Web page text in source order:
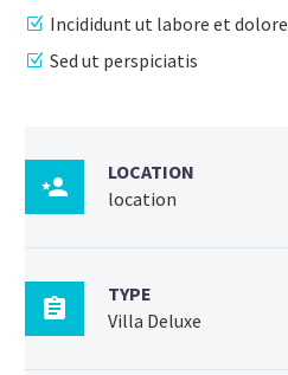
Incididunt ut labore et dolore
Sed ut perspiciatis

LOCATION
location

TYPE
Villa Deluxe